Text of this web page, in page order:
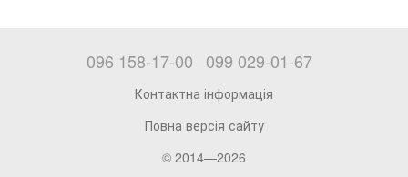
096 158-17-00 099 029-01-67
Контактна інформація
Повна версія сайту
© 2014—2026